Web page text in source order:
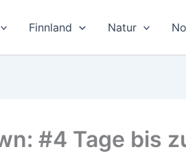
Finnland Natur
#4 Tage bis